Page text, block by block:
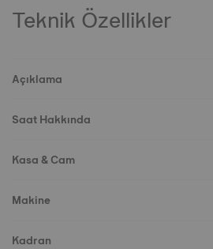
Teknik Özellikler
Açıklama
Saat Hakkında
Kasa & Cam
Makine
Kadran